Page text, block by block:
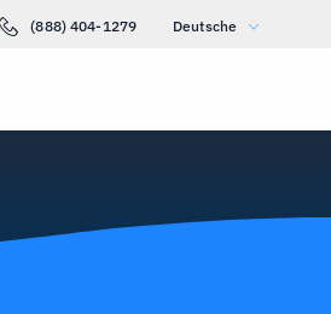
(888) 404-1279 Deutsche